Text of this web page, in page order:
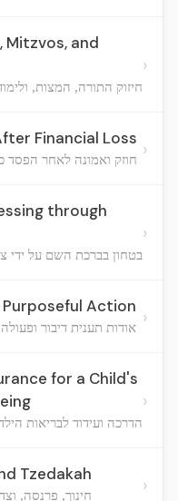
Mitzvos, and
חיזוק התורה, המצות,
›
Financial Loss
חוזק ואמונה לאחר הפסד ›
through
בטחון בברכת השם על ידי
›
Purposeful Action
אודות תענית דיבור ›
for a Child's
הדרכה ועידוד לבריאות
›
Tzedakah
חינוך, פרנסה, ›